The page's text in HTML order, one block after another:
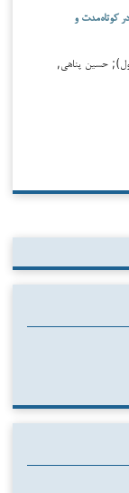
کوتاه‌مدت و
حسین پناهی,